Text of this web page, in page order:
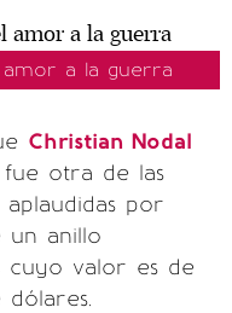
amor a la guerra
Christian Nodal
fue otra de las
por
un anillo
cuyo valor es de